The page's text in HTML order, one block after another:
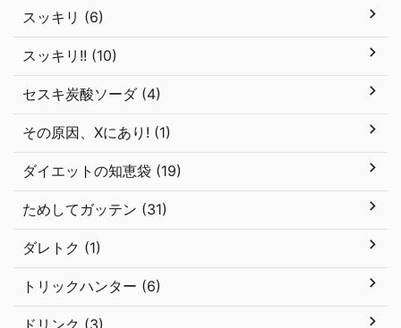
スッキリ (6)
スッキリ!! (10)
セスキ炭酸ソーダ (4)
その原因、Xにあり! (1)
ダイエットの知恵袋 (19)
ためしてガッテン (31)
ダレトク (1)
トリックハンター (6)
ドリンク (3)